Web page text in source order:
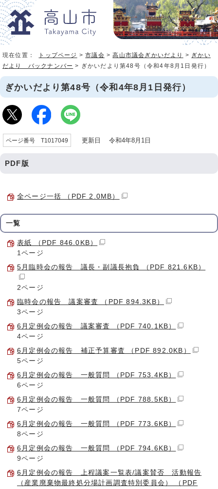
現在位置： トップページ >市議会 >高山市議会ぎかいだより > ぎかい
だより バックナンバー > ぎかいだより第48号（令和4年8月1日発行）
ぎかいだより第48号（令和4年8月1日発行）
ページ番号 T1017049 更新日 令和4年8月1日
PDF版
全ページ一括 （PDF 2.0MB）
一覧
表紙 （PDF 846.0KB）
1ページ
5月臨時会の報告 議長・副議長抱負 （PDF 821.6KB）
2ページ
臨時会の報告 議案審査 （PDF 894.3KB）
3ページ
6月定例会の報告 議案審査 （PDF 740.1KB）
4ページ
6月定例会の報告 補正予算審査 （PDF 892.0KB）
5ページ
6月定例会の報告 一般質問 （PDF 753.4KB）
6ページ
6月定例会の報告 一般質問 （PDF 788.5KB）
7ページ
6月定例会の報告 一般質問 （PDF 773.6KB）
8ページ
6月定例会の報告 一般質問 （PDF 794.6KB）
9ページ
6月定例会の報告 上程議案一覧表/議案賛否 活動報告
（産業廃棄物最終処分場計画調査特別委員会） （PDF